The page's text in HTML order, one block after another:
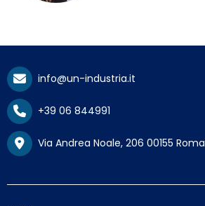
info@un-industria.it
+39 06 844991
Via Andrea Noale, 206 00155 Roma